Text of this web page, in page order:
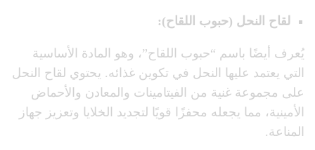
لقاح النحل (حبوب اللقاح):
يُعرف أيضًا باسم “حبوب اللقاح”، وهو المادة الأساسية
التي يعتمد عليها النحل في تكوين غذائه. يحتوي لقاح النحل
على مجموعة غنية من الفيتامينات والمعادن والأحماض
الأمينية، مما يجعله محفزًا قويًا لتجديد الخلايا وتعزيز جهاز
المناعة.